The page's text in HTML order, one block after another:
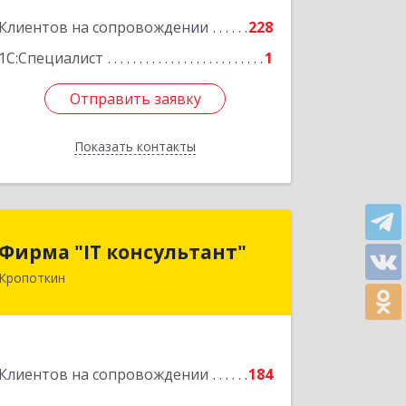
Клиентов на сопровождении
228
1С:Специалист
1
Отправить заявку
Показать контакты
Подробнее
Отправить заявку
Назад
Фирма "IT консультант"
Кропоткин
Клиентов на сопровождении 184
Подробнее